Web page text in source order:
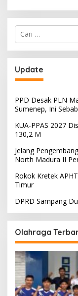
Cari
untuk:
Update
PPD Desak PLN
Sumenep, Ini
KUA-PPAS 2027
130,2 M
Jelang
North Madura II
Rokok Kretek
Timur
DPRD Sampang
Olahraga